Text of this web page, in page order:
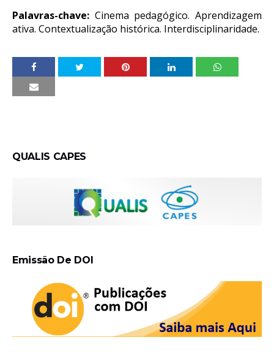
Palavras-chave: Cinema pedagógico. Aprendizagem
ativa. Contextualização histórica. Interdisciplinaridade.
QUALIS CAPES
Emissão De DOI